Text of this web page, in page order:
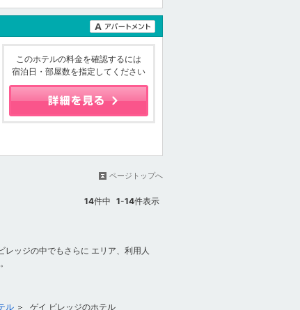
このホテルの料金を確認するには
宿泊日・部屋数を指定してください
ページトップへ
14件中 1-14件表示
ッジの中でもさらに エリア、利用人
ル ゲイ ビレッジのホテル